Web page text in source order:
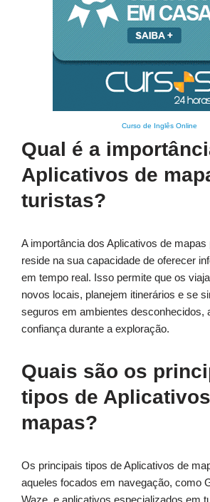
Curso de Inglês Online
Qual é a
Aplicativos de
turistas?
A importância dos Aplicativos de mapas
reside na sua capacidade de oferecer
em tempo real. Isso permite que os
novos locais, planejem itinerários e se
seguros em ambientes desconhecidos,
confiança durante a exploração.
Quais são os
tipos de
mapas?
Os principais tipos de Aplicativos de
aqueles focados em navegação, como